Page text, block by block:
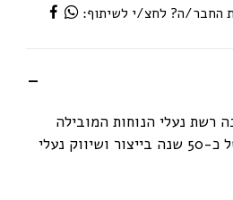
רשת נעלי הנוחות המובילה
בתחומה ובעלת ניסיון של כ-50 שנה בייצור ושיווק נעלי
החבר/ה? לחצ/י לשיתוף: